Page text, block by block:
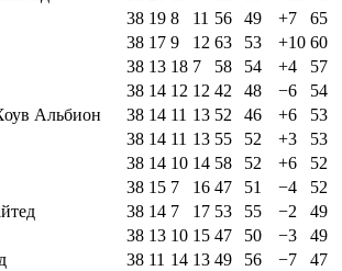
38 19 8 11 56 49 +7
65
38 17 9 12 63 53 +10 60
38 13 18 7 58 54 +4
57
38 14 12 12 42 48 −6
54
Альбион 38 14 11 13 52 46 +6
53
38 14 11 13 55 52 +3
53
38 14 10 14 58 52 +6
52
38 15 7 16 47 51 −4
52
38 14 7 17 53 55 −2
49
38 13 10 15 47 50 −3
49
38 11 14 13 49 56 −7
47